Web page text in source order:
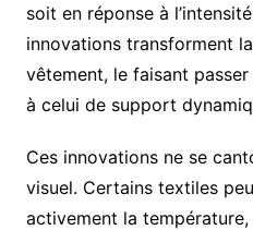
soit en réponse à
innovations transforment
vêtement, le faisant
à celui de support
Ces innovations ne se
visuel. Certains textiles
activement la